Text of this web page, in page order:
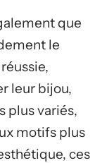
que
le
leur bijou,
plus variés,
motifs plus
ces